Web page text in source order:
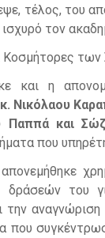
τέλος, του
τον
Κοσμήτορες
και η
Νικόλαου
Παππά και
που
του
που